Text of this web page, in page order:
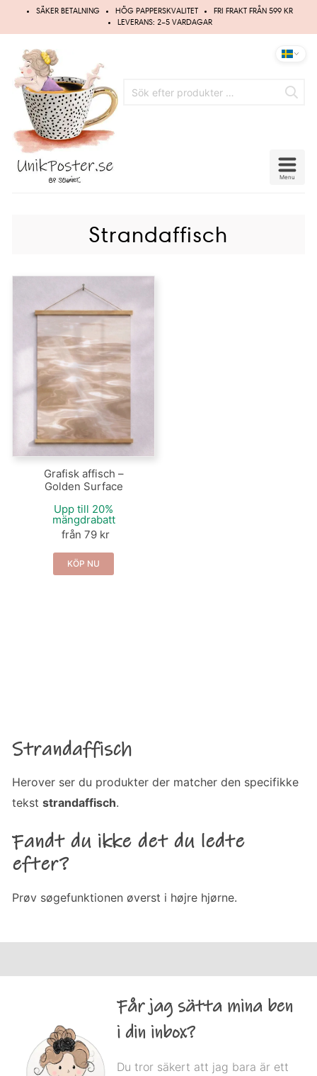
Hoppa
SÄKER BETALNING HÖG PAPPERSKVALITET
FRI FRAKT FRÅN 599 KR
LEVERANS: 2–5 VARDAGAR
Menu
Strandaffisch
Grafisk affisch –
Golden Surface
Upp till 20%
mängdrabatt
från 79 kr
KÖP NU
Strandaffisch
Herover ser du produkter der matcher den specifikke
tekststrandaffisch.
Fandt du ikke det du ledte
efter?
Prøv søgefunktionen øverst i højre hjørne.
Får jag sätta mina ben
i din inbox?
Du tror säkert att jag bara är ett